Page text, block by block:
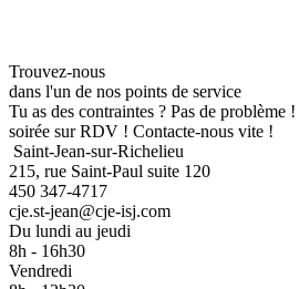
Trouvez-nous
dans l'un de nos points de service
Tu as des contraintes ? Pas de problème
soirée sur RDV ! Contacte-nous vite !
Saint-Jean-sur-Richelieu
215, rue Saint-Paul suite 120
450 347-4717
cje.st-jean@cje-isj.com
Du lundi au jeudi
8h - 16h30
Vendredi